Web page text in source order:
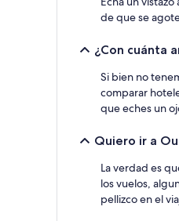
adicionales.
de que se
¿Con cuánta
Si bien no
comparar
que eches un
Quiero ir a
La verdad es
los vuelos,
pellizco en el